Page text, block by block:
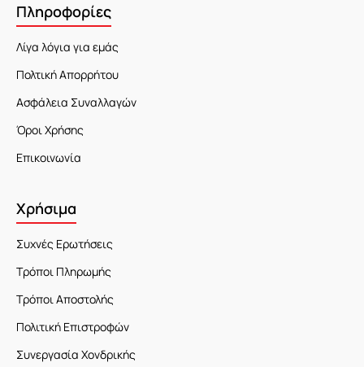
Πληροφορίες
Λίγα λόγια για εμάς
Πολτική Απορρήτου
Ασφάλεια Συναλλαγών
Όροι Χρήσης
Επικοινωνία
Χρήσιμα
Συχνές Ερωτήσεις
Τρόποι Πληρωμής
Τρόποι Αποστολής
Πολιτική Επιστροφών
Συνεργασία Χονδρικής